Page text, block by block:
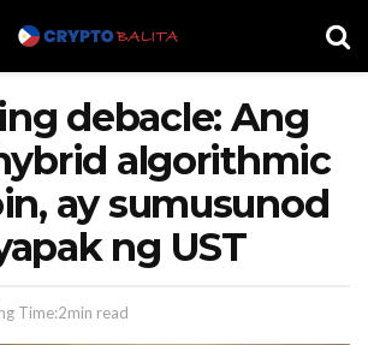
debacle: Ang
algorithmic
ay sumusunod
ng UST
Time:2min read